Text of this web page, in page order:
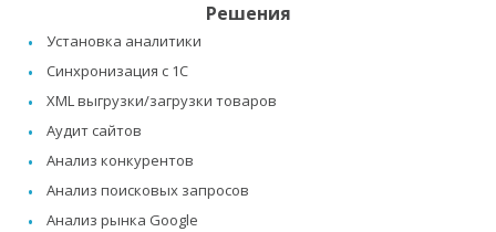
Решения
Установка аналитики
Синхронизация с 1C
XML выгрузки/загрузки товаров
Аудит сайтов
Анализ конкурентов
Анализ поисковых запросов
Анализ рынка Google